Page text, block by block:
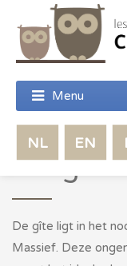
De gîte ligt in het
Massief. Deze